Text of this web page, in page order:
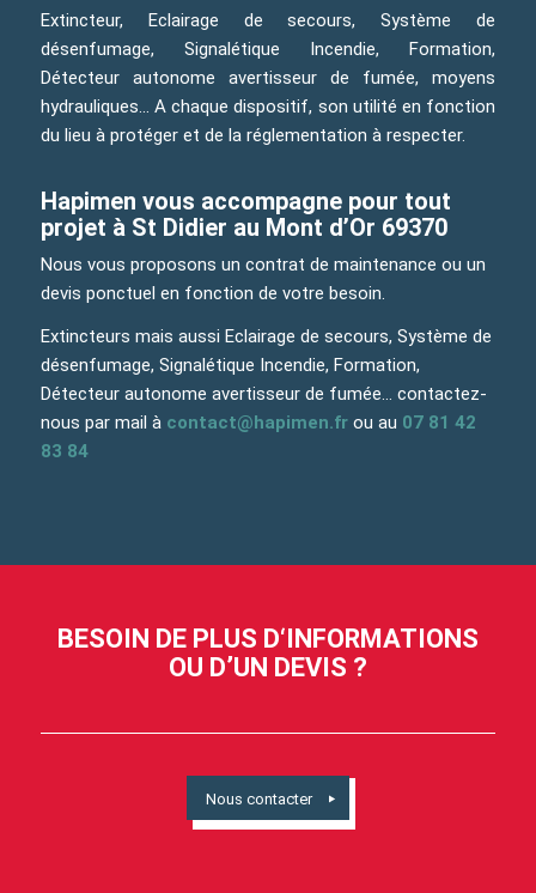
Extincteur, Eclairage de secours, Système de
désenfumage, Signalétique Incendie, Formation,
Détecteur autonome avertisseur de fumée, moyens
hydrauliques… A chaque dispositif, son utilité en fonction
du lieu à protéger et de la réglementation à respecter.
Hapimen vous accompagne pour tout
projet à St Didier au Mont d’Or 69370
Nous vous proposons un contrat de maintenance ou un
devis ponctuel en fonction de votre besoin.
Extincteurs mais aussi Eclairage de secours, Système de
désenfumage, Signalétique Incendie, Formation,
Détecteur autonome avertisseur de fumée… contactez-
nous par mail à contact@hapimen.frou au 07 81 42
83 84
BESOIN DE PLUS D‘INFORMATIONS
OU D’UN DEVIS ?
Nous contacter